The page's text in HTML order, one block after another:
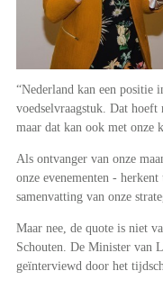
“Nederland kan een positie
voedselvraagstuk. Dat
maar dat kan ook met onze
Als ontvanger van onze
onze evenementen -
samenvatting van onze
Maar nee, de quote is niet
Schouten. De Minister van
geïnterviewd door het